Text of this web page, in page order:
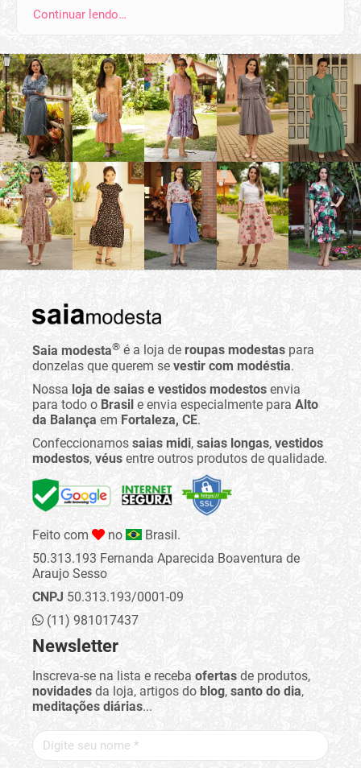
Continuar lendo…
Saia modesta® é a loja de roupas modestas para
donzelas que querem se vestir com modéstia.
Nossa loja de saias e vestidos modestos envia
para todo o Brasil e envia especialmente para Alto
da Balança em Fortaleza, CE.
Confeccionamos saias midi, saias longas, vestidos
modestos, véus entre outros produtos de qualidade.
Feito com no
Brasil.
50.313.193 Fernanda Aparecida Boaventura de
Araujo Sesso
CNPJ 50.313.193/0001-09
(11) 981017437
Newsletter
Inscreva-se na lista e receba ofertas de produtos,
novidades da loja, artigos do blog, santo do dia,
meditações diárias...